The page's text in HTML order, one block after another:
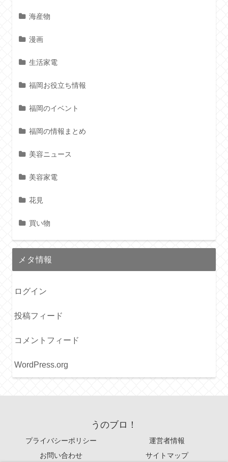
海産物
漫画
生活家電
福岡お役立ち情報
福岡のイベント
福岡の情報まとめ
美容ニュース
美容家電
花見
買い物
メタ情報
ログイン
投稿フィード
コメントフィード
WordPress.org
うのブロ！
プライバシーポリシー
運営者情報
お問い合わせ
サイトマップ